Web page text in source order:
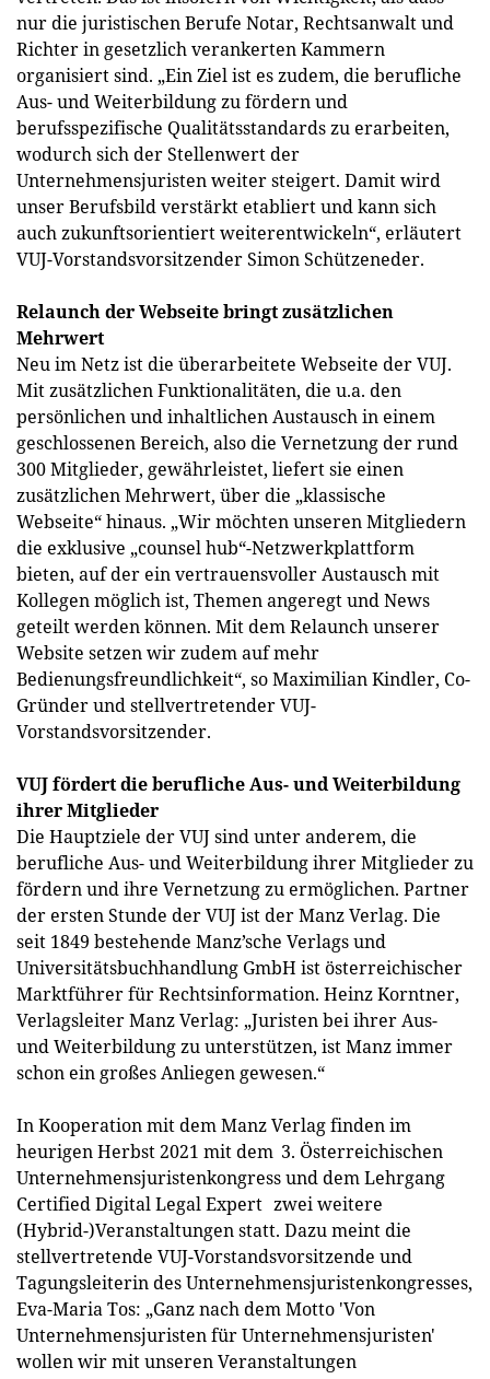
nur die juristischen Berufe Notar, Rechtsanwalt und
Richter in gesetzlich verankerten Kammern
organisiert sind. „Ein Ziel ist es zudem, die berufliche
Aus- und Weiterbildung zu fördern und
berufsspezifische Qualitätsstandards zu erarbeiten,
wodurch sich der Stellenwert der
Unternehmensjuristen weiter steigert. Damit wird
unser Berufsbild verstärkt etabliert und kann sich
auch zukunftsorientiert weiterentwickeln“, erläutert
VUJ-Vorstandsvorsitzender Simon Schützeneder.
Relaunch der Webseite bringt zusätzlichen
Mehrwert
Neu im Netz ist die überarbeitete Webseite der VUJ.
Mit zusätzlichen Funktionalitäten, die u.a. den
persönlichen und inhaltlichen Austausch in einem
geschlossenen Bereich, also die Vernetzung der rund
300 Mitglieder, gewährleistet, liefert sie einen
zusätzlichen Mehrwert, über die „klassische
Webseite“ hinaus. „Wir möchten unseren Mitgliedern
die exklusive „counsel hub“-Netzwerkplattform
bieten, auf der ein vertrauensvoller Austausch mit
Kollegen möglich ist, Themen angeregt und News
geteilt werden können. Mit dem Relaunch unserer
Website setzen wir zudem auf mehr
Bedienungsfreundlichkeit“, so Maximilian Kindler, Co-
Gründer und stellvertretender VUJ-
Vorstandsvorsitzender.
VUJ fördert die berufliche Aus- und Weiterbildung
ihrer Mitglieder
Die Hauptziele der VUJ sind unter anderem, die
berufliche Aus- und Weiterbildung ihrer Mitglieder zu
fördern und ihre Vernetzung zu ermöglichen. Partner
der ersten Stunde der VUJ ist der Manz Verlag. Die
seit 1849 bestehende Manz’sche Verlags und
Universitätsbuchhandlung GmbH ist österreichischer
Marktführer für Rechtsinformation. Heinz Korntner,
Verlagsleiter Manz Verlag: „Juristen bei ihrer Aus-
und Weiterbildung zu unterstützen, ist Manz immer
schon ein großes Anliegen gewesen.“
In Kooperation mit dem Manz Verlag finden im
heurigen Herbst 2021 mit dem 3. Österreichischen
Unternehmensjuristenkongress und dem Lehrgang
Certified Digital Legal Expert zwei weitere
(Hybrid-)Veranstaltungen statt. Dazu meint die
stellvertretende VUJ-Vorstandsvorsitzende und
Tagungsleiterin des Unternehmensjuristenkongresses,
Eva-Maria Tos: „Ganz nach dem Motto 'Von
Unternehmensjuristen für Unternehmensjuristen'
wollen wir mit unseren Veranstaltungen